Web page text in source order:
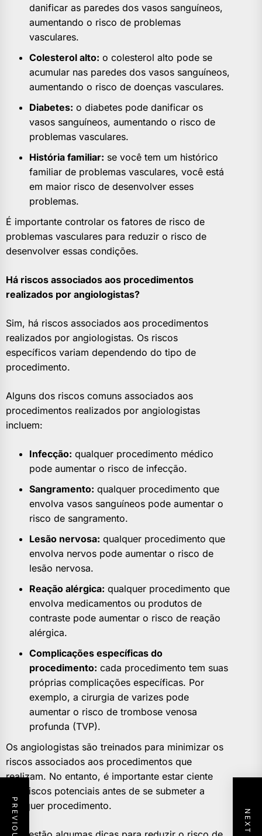
danificar as paredes dos vasos sanguíneos,
aumentando o risco de problemas
vasculares.
Colesterol alto: o colesterol alto pode se
acumular nas paredes dos vasos sanguíneos,
aumentando o risco de doenças vasculares.
Diabetes: o diabetes pode danificar os
vasos sanguíneos, aumentando o risco de
problemas vasculares.
História familiar: se você tem um histórico
familiar de problemas vasculares, você está
em maior risco de desenvolver esses
problemas.
É importante controlar os fatores de risco de
problemas vasculares para reduzir o risco de
desenvolver essas condições.
Há riscos associados aos procedimentos
realizados por angiologistas?
Sim, há riscos associados aos procedimentos
realizados por angiologistas. Os riscos
específicos variam dependendo do tipo de
procedimento.
Alguns dos riscos comuns associados aos
procedimentos realizados por angiologistas
incluem:
Infecção: qualquer procedimento médico
pode aumentar o risco de infecção.
Sangramento: qualquer procedimento que
envolva vasos sanguíneos pode aumentar o
risco de sangramento.
Lesão nervosa: qualquer procedimento que
envolva nervos pode aumentar o risco de
lesão nervosa.
Reação alérgica: qualquer procedimento que
envolva medicamentos ou produtos de
contraste pode aumentar o risco de reação
alérgica.
Complicações específicas do
procedimento: cada procedimento tem suas
próprias complicações específicas. Por
exemplo, a cirurgia de varizes pode
aumentar o risco de trombose venosa
profunda (TVP).
Os angiologistas são treinados para minimizar os
riscos associados aos procedimentos que
realizam. No entanto, é importante estar ciente
dos riscos potenciais antes de se submeter a
qualquer procedimento.